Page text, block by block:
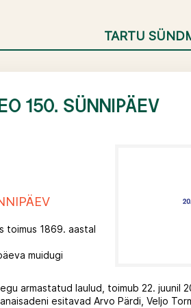
TARTU
150. SÜNNIPÄEV
toimus 1869. aastal
muidugi
armastatud laulud, toimub 22. juunil
esitavad Arvo Pärdi, Veljo